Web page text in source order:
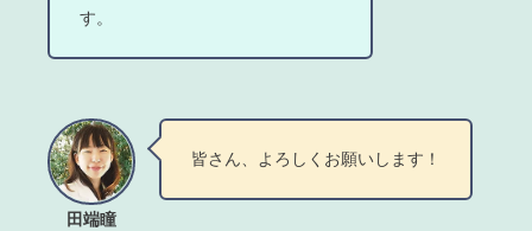
す。
田端瞳
皆さん、よろしくお願いします！